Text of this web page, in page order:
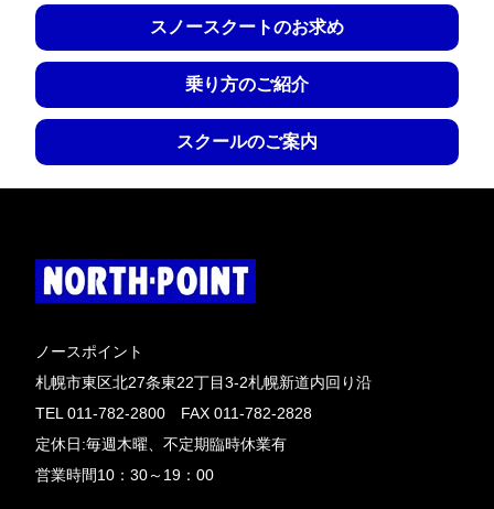
スノースクートのお求め
乗り方のご紹介
スクールのご案内
ノースポイント
札幌市東区北27条東22丁目3-2札幌新道内回り沿
TEL 011-782-2800 FAX 011-782-2828
定休日:毎週木曜、不定期臨時休業有
営業時間10：30～19：00